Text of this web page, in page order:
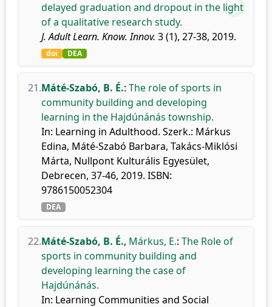
delayed graduation and dropout in the light
of a qualitative research study.
J. Adult Learn. Know. Innov. 3 (1), 27-38, 2019.
doi DEA
21.Máté-Szabó, B. É.: The role of sports in
community building and developing
learning in the Hajdúnánás township.
In: Learning in Adulthood. Szerk.: Márkus
Edina, Máté-Szabó Barbara, Takács-Miklósi
Márta, Nullpont Kulturális Egyesület,
Debrecen, 37-46, 2019. ISBN:
9786150052304
DEA
22.Máté-Szabó, B. É., Márkus, E.: The Role of
sports in community building and
developing learning the case of
Hajdúnánás.
In: Learning Communities and Social